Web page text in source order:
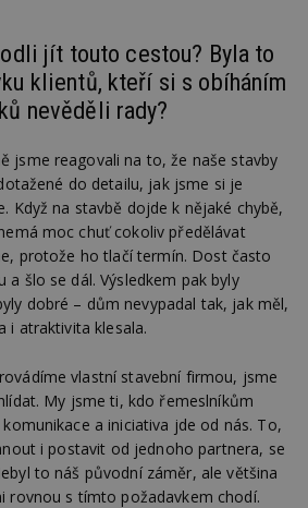
jít touto cestou? Byla to
klientů, kteří si s obíháním
nevěděli rady?
jsme reagovali na to, že naše stavby
do detailu, jak jsme si je
Když na stavbě dojde k nějaké chybě,
moc chuť cokoliv předělávat
protože ho tlačí termín. Dost často
a šlo se dál. Výsledkem pak byly
dobré – dům nevypadal tak, jak měl,
i atraktivita klesala.
vlastní stavební firmou, jsme
My jsme ti, kdo řemeslníkům
a iniciativa jde od nás. To,
i postavit od jednoho partnera, se
to náš původní záměr, ale většina
rovnou s tímto požadavkem chodí.